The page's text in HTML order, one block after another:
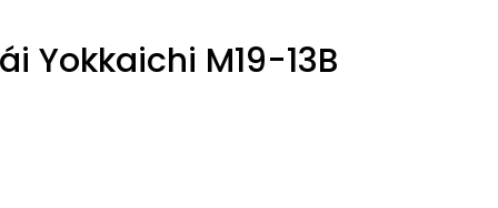
Yokkaichi M19-13B